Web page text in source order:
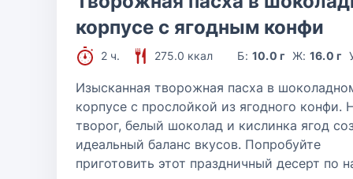
корпусе с ягодным конфи
2 ч. 275.0 ккал Б: 10.0 г Ж: 16.0 г
Изысканная творожная пасха в
корпусе с прослойкой из ягодного конфи.
творог, белый шоколад и кислинка ягод
идеальный баланс вкусов. Попробуйте
приготовить этот праздничный десерт по